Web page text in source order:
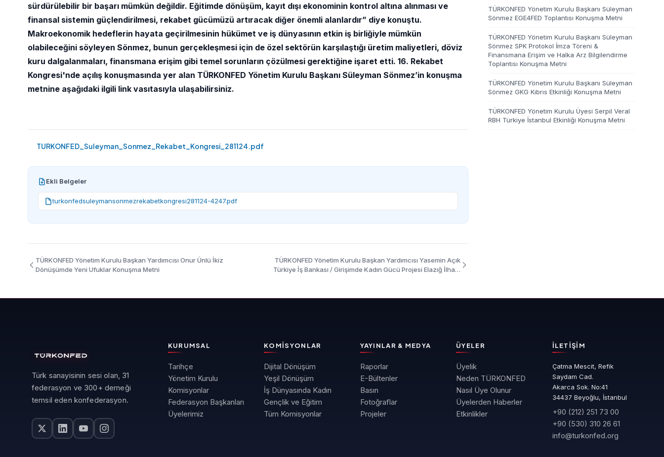
sürdürülebilir bir başarı mümkün değildir. Eğitimde dönüşüm, kayıt dışı ekonominin kontrol altına alınması ve
finansal sistemin güçlendirilmesi, rekabet gücümüzü artıracak diğer önemli alanlardır” diye konuştu.
Makroekonomik hedeflerin hayata geçirilmesinin hükümet ve iş dünyasının etkin iş birliğiyle mümkün
olabileceğini söyleyen Sönmez, bunun gerçekleşmesi için de özel sektörün karşılaştığı üretim maliyetleri, döviz
kuru dalgalanmaları, finansmana erişim gibi temel sorunların çözülmesi gerektiğine işaret etti. 16. Rekabet
Kongresi'nde açılış konuşmasında yer alan TÜRKONFED Yönetim Kurulu Başkanı Süleyman Sönmez’in konuşma
metnine aşağıdaki ilgili link vasıtasıyla ulaşabilirsiniz.
TURKONFED_Suleyman_Sonmez_Rekabet_Kongresi_281124.pdf
Ekli Belgeler
turkonfedsuleymansonmezrekabetkongresi281124-4247.pdf
TÜRKONFED Yönetim Kurulu Başkan Yardımcısı Onur Ünlü İkiz
Dönüşümde Yeni Ufuklar Konuşma Metni
TÜRKONFED Yönetim Kurulu Başkan Yardımcısı Yasemin Açık
Türkiye İş Bankası / Girişimde Kadın Gücü Projesi Elazığ İlham
TÜRKONFED Yönetim Kurulu Başkanı Süleyman
Sönmez EGE4FED Toplantısı Konuşma Metni
TÜRKONFED Yönetim Kurulu Başkanı Süleyman
Sönmez SPK Protokol İmza Töreni &
Finansmana Erişim ve Halka Arz Bilgilendirme
Toplantısı Konuşma Metni
TÜRKONFED Yönetim Kurulu Başkanı Süleyman
Sönmez GKG Kıbrıs Etkinliği Konuşma Metni
TÜRKONFED Yönetim Kurulu Üyesi Serpil Veral
RBH Türkiye İstanbul Etkinliği Konuşma Metni
Türk sanayisinin sesi olan, 31
federasyon ve 300+ derneği
temsil eden konfederasyon.
KURUMSAL
Tarihçe
Yönetim Kurulu
Komisyonlar
Federasyon Başkanları
Üyelerimiz
KOMISYONLAR
Dijital Dönüşüm
Yeşil Dönüşüm
İş Dünyasında Kadın
Gençlik ve Eğitim
Tüm Komisyonlar
YAYINLAR & MEDYA
Raporlar
E-Bültenler
Basın
Fotoğraflar
Projeler
ÜYELER
Üyelik
Neden TÜRKONFED
Nasıl Üye Olunur
Üyelerden Haberler
Etkinlikler
İLETIŞIM
Çatma Mescit, Refik
Saydam Cad.
Akarca Sok. No:41
34437 Beyoğlu, İstanbul
+90 (212) 251 73 00
+90 (530) 310 26 61
info@turkonfed.org